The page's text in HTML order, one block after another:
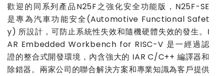
歡迎的同系列產品N25F之強化安全功能版， N25F-SE
是專為汽車功能安全(Automotive Functional Safet
y) 所設計，可防止系統性失效和隨機硬體失效的發生。 I
AR Embedded Workbench for RISC-V 是一經過認
證的整合式開發環境，內含強大的 IAR C/C++ 編譯器和
除錯器。兩家公司的聯合解決方案和專業知識為客戶提供